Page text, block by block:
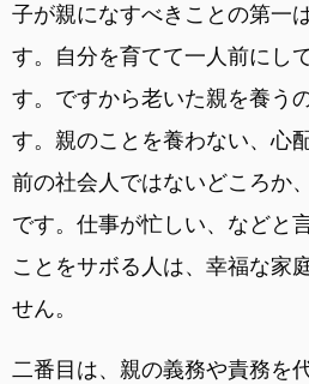
子が親になすべきことの第一
す。自分を育てて一人前にし
す。ですから老いた親を養う
す。親のことを養わない、心
前の社会人ではないどころか
です。仕事が忙しい、などと
ことをサボる人は、幸福な家
せん。
二番目は、親の義務や責務を